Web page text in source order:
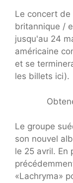
Le concert de
britannique /
jusqu'au 24
américaine
et se
les billets ici).
Le groupe
son nouvel
le 25 avril. En
«Lachryma»